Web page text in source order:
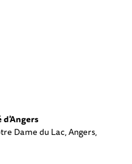
Dame du Lac, Angers,